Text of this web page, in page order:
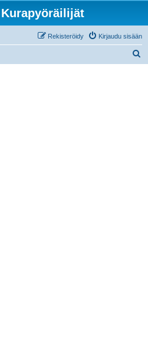
Kirjaudu sisään
Rekisteröidy